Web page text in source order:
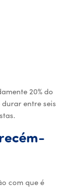
20% do
entre seis
com que é